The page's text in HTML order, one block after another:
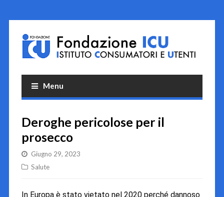
Menu
Deroghe pericolose per il
prosecco
Giugno 29, 2023
Salute
In Europa è stato vietato nel 2020 perché dannoso